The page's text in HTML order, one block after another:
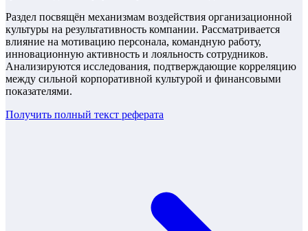
Раздел посвящён механизмам воздействия организационной
культуры на результативность компании. Рассматривается
влияние на мотивацию персонала, командную работу,
инновационную активность и лояльность сотрудников.
Анализируются исследования, подтверждающие корреляцию
между сильной корпоративной культурой и финансовыми
показателями.
Получить полный текст реферата